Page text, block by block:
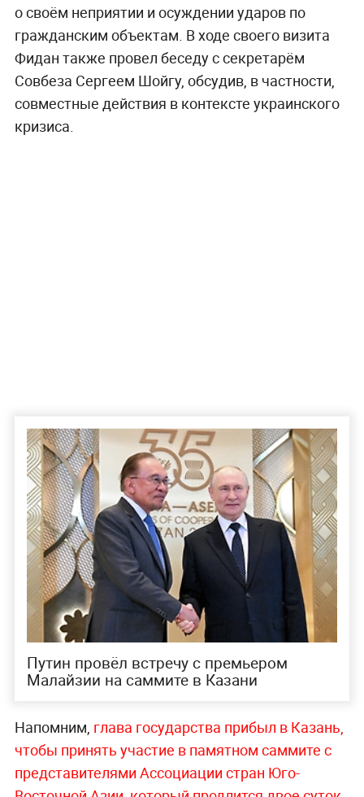
о своём неприятии и осуждении ударов по
гражданским объектам. В ходе своего визита
Фидан также провел беседу с секретарём
Совбеза Сергеем Шойгу, обсудив, в частности,
совместные действия в контексте украинского
кризиса.
Путин провёл встречу с премьером
Малайзии на саммите в Казани
Напомним, глава государства прибыл в Казань,
чтобы принять участие в памятном саммите с
представителями Ассоциации стран Юго-